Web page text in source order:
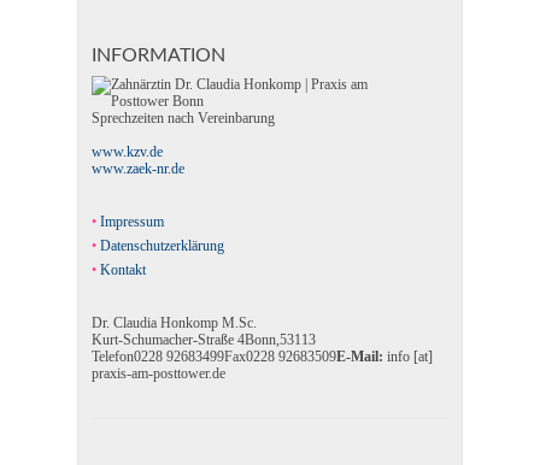
INFORMATION
Sprechzeiten nach Vereinbarung
www.kzv.de
www.zaek-nr.de
Impressum
Datenschutzerklärung
Kontakt
Dr. Claudia Honkomp M.Sc.
Kurt-Schumacher-Straße 4Bonn,53113
Telefon0228 92683499Fax0228 92683509E-Mail: info [at]
praxis-am-posttower.de